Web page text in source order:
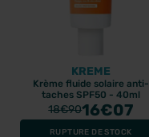
KREME
Krème fluide solaire anti-
taches SPF50 - 40ml
18€9016€07
RUPTURE DE STOCK